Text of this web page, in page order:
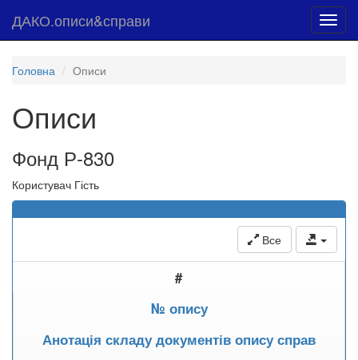
ДАКО.описи&справи
Головна Описи
Описи
Фонд Р-830
Користувач Гість
Все
#
№ опису
Анотація складу документів опису справ